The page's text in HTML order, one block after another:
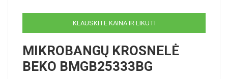
KLAUSKITE KAINA IR LIKUTI
MIKROBANGŲ KROSNELĖ
BEKO BMGB25333BG